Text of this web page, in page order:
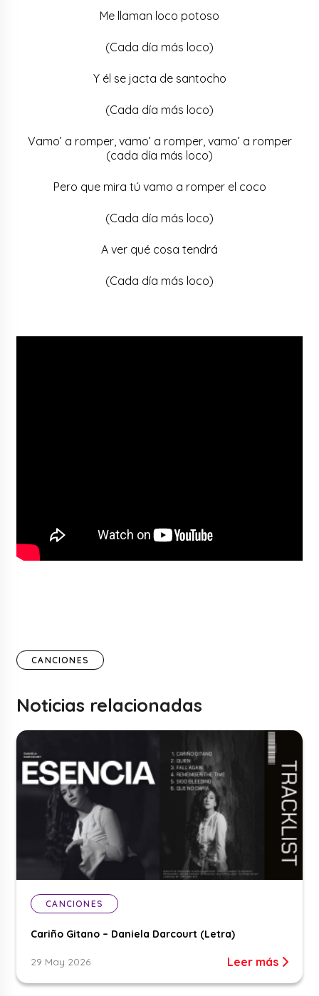
Me llaman loco potoso
(Cada día más loco)
Y él se jacta de santocho
(Cada día más loco)
Vamo’ a romper, vamo’ a romper, vamo’ a romper
(cada día más loco)
Pero que mira tú vamo a romper el coco
(Cada día más loco)
A ver qué cosa tendrá
(Cada día más loco)
CANCIONES
Noticias relacionadas
CANCIONES
Cariño Gitano – Daniela Darcourt (Letra)
29 May 2026 Leer más